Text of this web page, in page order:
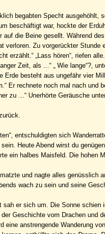
begabten Specht ausgehöhlt,
beschäftigt war, hockte der
die Beine gesellt. Während
Zu vorgerückter Stunde
erzählt.“ „Lass hören“, riefen
Zeit, als ...“ „ Wie lange“?,
Erde besteht aus ungefähr vier
Er rechnete noch mal nach und
zu ...“ Unerhörte Geräusche
entschuldigten sich
Heute Abend wirst du
ein halbes Maisfeld. Die hohen
und nagte alles genüsslich
wach zu sein und seine
sah er sich um. Die Sonne
Geschichte vom Drachen und
anstrengende Wanderung